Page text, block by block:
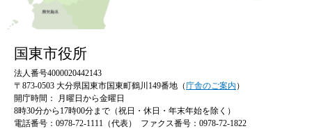
国東市役所
法人番号4000020442143
〒873-0503 大分県国東市国東町鶴川149番地（ 庁舎のご案内 ）
開庁時間：
月曜日から金曜日
8時30分から17時00分まで（祝日・休日・年末年始を除く）
電話番号：0978-72-1111（代表）
ファクス番号：0978-72-1822